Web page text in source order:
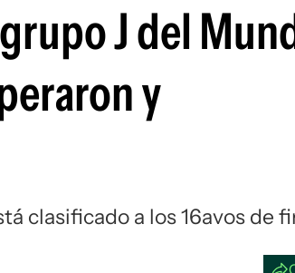
J del
y
clasificado a los 16avos de